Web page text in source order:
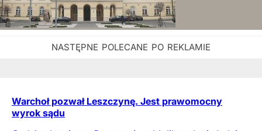
Warchoł pozwał Leszczynę. Jest prawomocny
wyrok sądu